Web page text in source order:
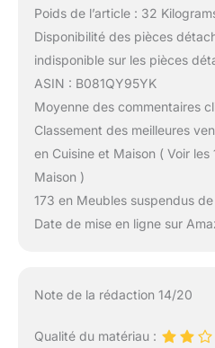
Poids de l’article : 32
Disponibilité des pièces
indisponible sur les pièces
ASIN : B081QY95YK
Moyenne des commentaires
Classement des meilleures
en Cuisine et Maison ( Voir
Maison )
173 en Meubles suspendus
Date de mise en ligne sur
Note de la rédaction 14/20
Qualité du matériau :